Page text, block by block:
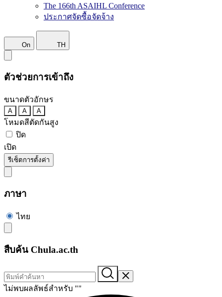
The 166th ASAIHL Conference
ประกาศจัดซื้อจัดจ้าง
On TH
ตัวช่วยการเข้าถึง
ขนาดตัวอักษร
A A A
โหมดสีตัดกันสูง
ปิด
เปิด
รีเซ็ตการตั้งค่า
ภาษา
ไทย
สืบค้น Chula.ac.th
ไม่พบผลลัพธ์สำหรับ ""